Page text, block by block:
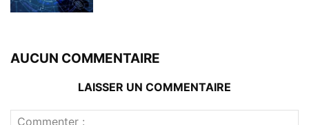
AUCUN COMMENTAIRE
LAISSER UN COMMENTAIRE